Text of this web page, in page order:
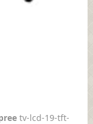
tv-lcd-19-tft-